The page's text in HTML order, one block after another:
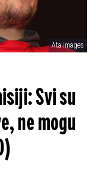
Ata images
Svi su
ne mogu